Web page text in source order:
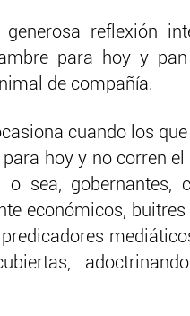
reflexión
para hoy y
de compañía.
cuando los
hoy y no corren
sea, gobernantes,
económicos,